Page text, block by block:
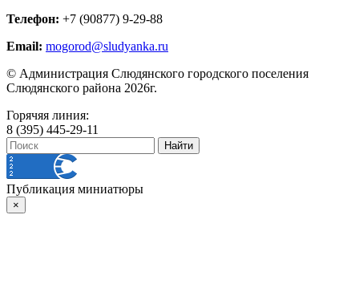
Телефон: +7 (90877) 9-29-88
Email: mogorod@sludyanka.ru
© Администрация Слюдянского городского поселения
Слюдянского района 2026г.
Горячяя линия:
8 (395) 445-29-11
Публикация миниатюры
×